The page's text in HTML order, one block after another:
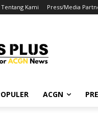
Tentang Kami Press/Media
ACGN